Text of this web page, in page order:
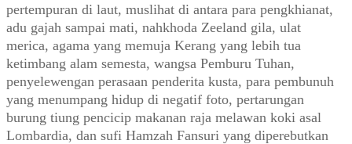
pertempuran di laut, muslihat di antara para pengkhianat,
adu gajah sampai mati, nahkhoda Zeeland gila, ulat
merica, agama yang memuja Kerang yang lebih tua
ketimbang alam semesta, wangsa Pemburu Tuhan,
penyelewengan perasaan penderita kusta, para pembunuh
yang menumpang hidup di negatif foto, pertarungan
burung tiung pencicip makanan raja melawan koki asal
Lombardia, dan sufi Hamzah Fansuri yang diperebutkan